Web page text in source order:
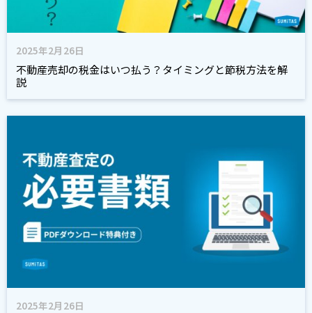
2025年2月26日
不動産売却の税金はいつ払う？タイミングと節税方法を解
説
2025年2月26日